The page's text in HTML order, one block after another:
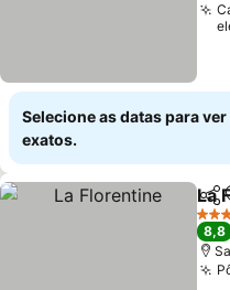
Selecione as datas para
exatos.
La
3
8,8